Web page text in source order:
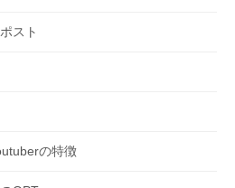
スト
の特徴